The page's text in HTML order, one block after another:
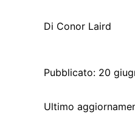
Di Conor Laird
Pubblicato: 20
Ultimo